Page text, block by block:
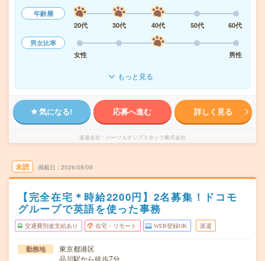
年齢層
20代
30代 40代 50代
60代
男女比率
女性
男性
もっと見る
気になる! 応募へ進む 詳しく見る
派遣会社 パーソルテンプスタッフ株式会社
未読 掲載日 2026/08/09
【完全在宅＊時給2200円】2名募集！ドコモ
グループで英語を使った事務
交通費別途支給あり 在宅・リモート WEB登録OK 派遣
勤務地
東京都港区
品川駅から徒歩7分